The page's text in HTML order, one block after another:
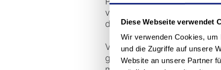
Diese Webseite verwendet
Wir verwenden Cookies,
und die Zugriffe auf unsere
Website an unsere Partner
vous êtes certainement en
documentation Track-and-
Vous trouverez en Stöcklin
globales entièrement